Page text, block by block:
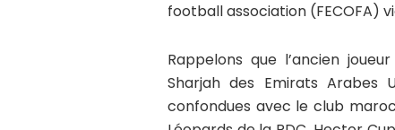
football association (FECOFA)
Rappelons que l’ancien
Sharjah des Emirats
confondues avec le club